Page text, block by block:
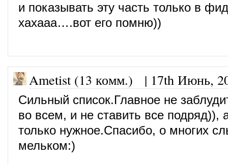
и показывать эту часть только в
хахааа….вот его помню))
Ametist (13 комм.) | 17th Июнь,
Сильный список.Главное не
во всем, и не ставить все подряд)),
только нужное.Спасибо, о многих
мельком:)